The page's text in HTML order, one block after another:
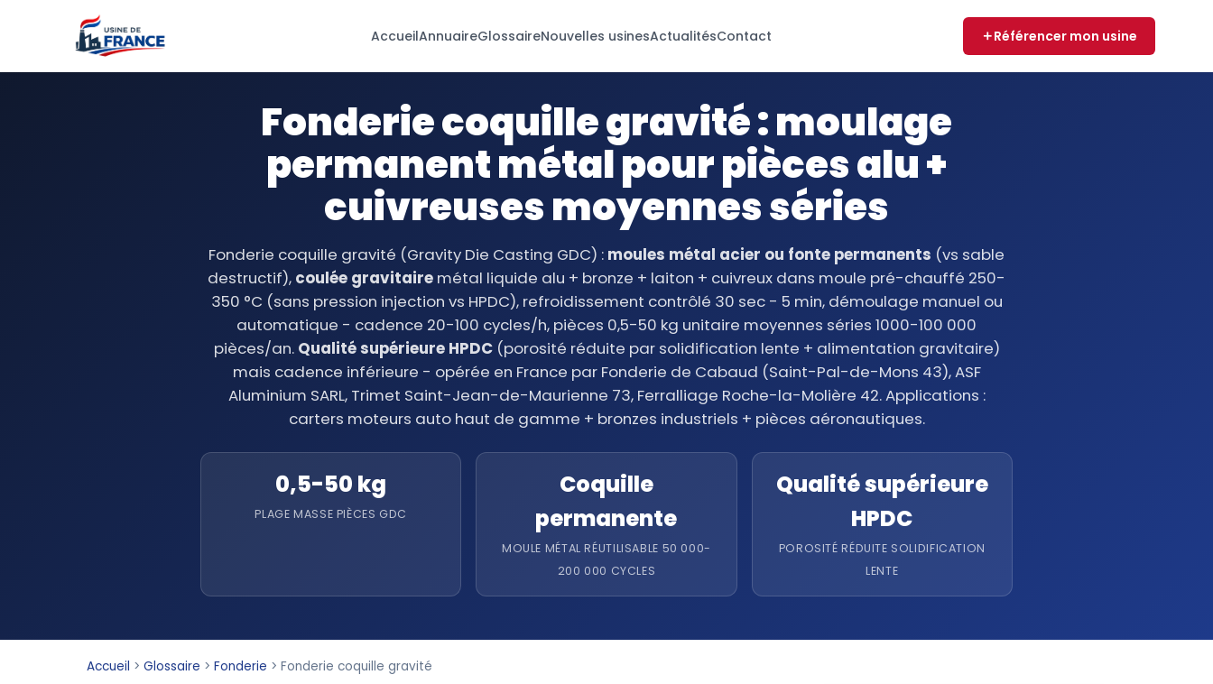
AccueilAnnuaireGlossaireNouvelles usinesActualitésContact Référencer mon usine
Fonderie coquille gravité : moulage
permanent métal pour pièces alu +
cuivreuses moyennes séries
Fonderie coquille gravité (Gravity Die Casting GDC) : moules métal acier ou fonte permanents (vs sable
destructif), coulée gravitaire métal liquide alu + bronze + laiton + cuivreux dans moule pré-chauffé 250-
350 °C (sans pression injection vs HPDC), refroidissement contrôlé 30 sec - 5 min, démoulage manuel ou
automatique - cadence 20-100 cycles/h, pièces 0,5-50 kg unitaire moyennes séries 1000-100 000
pièces/an. Qualité supérieure HPDC(porosité réduite par solidification lente + alimentation gravitaire)
mais cadence inférieure - opérée en France par Fonderie de Cabaud (Saint-Pal-de-Mons 43), ASF
Aluminium SARL, Trimet Saint-Jean-de-Maurienne 73, Ferralliage Roche-la-Molière 42. Applications :
carters moteurs auto haut de gamme + bronzes industriels + pièces aéronautiques.
0,5-50 kg
PLAGE MASSE PIÈCES GDC
Coquille
permanente
MOULE MÉTAL RÉUTILISABLE 50 000-
200 000 CYCLES
Qualité supérieure
HPDC
POROSITÉ RÉDUITE SOLIDIFICATION
LENTE
Accueil > Glossaire > Fonderie > Fonderie coquille gravité